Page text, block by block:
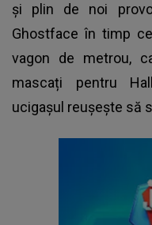
și plin de noi
Ghostface în timp
vagon de metrou,
mascați pentru
ucigașul reușește să